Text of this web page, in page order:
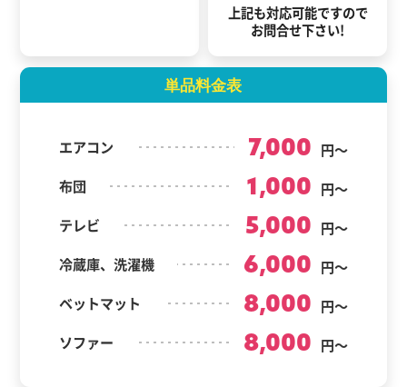
上記も対応可能ですので
お問合せ下さい!
単品料金表
エアコン 7,000 円～
布団
1,000 円～
テレビ
5,000 円～
冷蔵庫、洗濯機
6,000 円～
ベットマット
8,000 円～
ソファー
8,000 円～